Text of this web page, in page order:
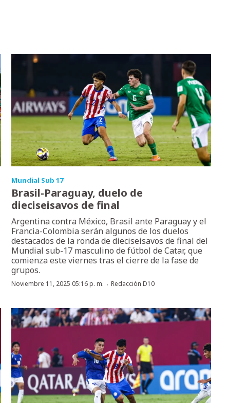
Mundial Sub 17
Brasil-Paraguay, duelo de
dieciseisavos de final
Argentina contra México, Brasil ante Paraguay y el
Francia-Colombia serán algunos de los duelos
destacados de la ronda de dieciseisavos de final del
Mundial sub-17 masculino de fútbol de Catar, que
comienza este viernes tras el cierre de la fase de
grupos.
Noviembre 11, 2025 05:16 p. m. · Redacción D10